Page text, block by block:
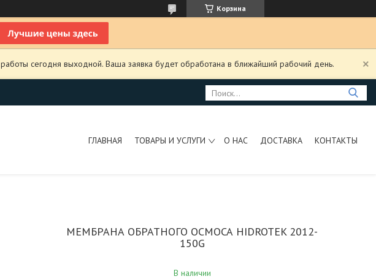
Корзина
сегодня выходной. Ваша заявка будет обработана в ближайший рабочий день.
ГЛАВНАЯ ТОВАРЫ И УСЛУГИ О НАС ДОСТАВКА КОНТАКТЫ
МЕМБРАНА ОБРАТНОГО ОСМОСА HIDROTEK 2012-
150G
В наличии